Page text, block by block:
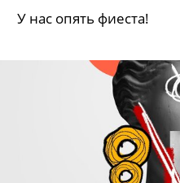
У нас опять фиеста!